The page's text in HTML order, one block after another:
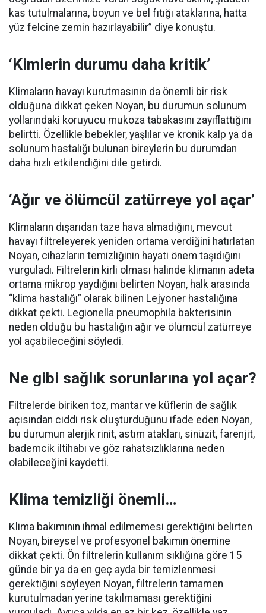
kas tutulmalarına, boyun ve bel fıtığı ataklarına, hatta
yüz felcine zemin hazırlayabilir” diye konuştu.
‘Kimlerin durumu daha kritik’
Klimaların havayı kurutmasının da önemli bir risk
olduğuna dikkat çeken Noyan, bu durumun solunum
yollarındaki koruyucu mukoza tabakasını zayıflattığını
belirtti. Özellikle bebekler, yaşlılar ve kronik kalp ya da
solunum hastalığı bulunan bireylerin bu durumdan
daha hızlı etkilendiğini dile getirdi.
‘Ağır ve ölümcül zatürreye yol açar’
Klimaların dışarıdan taze hava almadığını, mevcut
havayı filtreleyerek yeniden ortama verdiğini hatırlatan
Noyan, cihazların temizliğinin hayati önem taşıdığını
vurguladı. Filtrelerin kirli olması halinde klimanın adeta
ortama mikrop yaydığını belirten Noyan, halk arasında
“klima hastalığı” olarak bilinen Lejyoner hastalığına
dikkat çekti. Legionella pneumophila bakterisinin
neden olduğu bu hastalığın ağır ve ölümcül zatürreye
yol açabileceğini söyledi.
Ne gibi sağlık sorunlarına yol açar?
Filtrelerde biriken toz, mantar ve küflerin de sağlık
açısından ciddi risk oluşturduğunu ifade eden Noyan,
bu durumun alerjik rinit, astım atakları, sinüzit, farenjit,
bademcik iltihabı ve göz rahatsızlıklarına neden
olabileceğini kaydetti.
Klima temizliği önemli…
Klima bakımının ihmal edilmemesi gerektiğini belirten
Noyan, bireysel ve profesyonel bakımın önemine
dikkat çekti. Ön filtrelerin kullanım sıklığına göre 15
günde bir ya da en geç ayda bir temizlenmesi
gerektiğini söyleyen Noyan, filtrelerin tamamen
kurutulmadan yerine takılmaması gerektiğini